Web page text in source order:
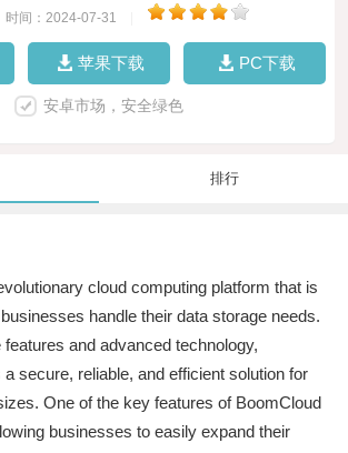
时间：2024-07-31
苹果下载 PC下载
安卓市场，安全绿色
排行
cloud computing platform that is
handle their data storage needs.
and advanced technology,
secure, reliable, and efficient solution for
One of the key features of BoomCloud
businesses to easily expand their